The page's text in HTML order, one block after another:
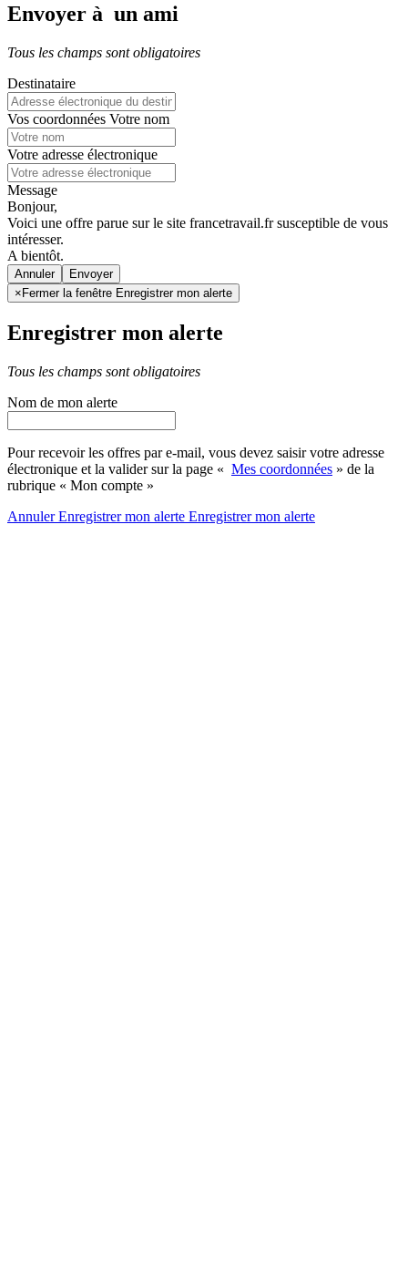
Envoyer à un ami
Tous les champs sont obligatoires
Destinataire
Vos coordonnées Votre nom
Votre adresse électronique
Message
Bonjour,
Voici une offre parue sur le site francetravail.fr susceptible de vous
intéresser.
A bientôt.
Annuler
× Fermer la fenêtre Enregistrer mon alerte
Enregistrer mon alerte
Tous les champs sont obligatoires
Nom de mon alerte
Pour recevoir les offres par e-mail, vous devez saisir votre adresse
électronique et la valider sur la page « Mes coordonnées » de la
rubrique « Mon compte »
AnnulerEnregistrer mon alerte Enregistrermon alerte